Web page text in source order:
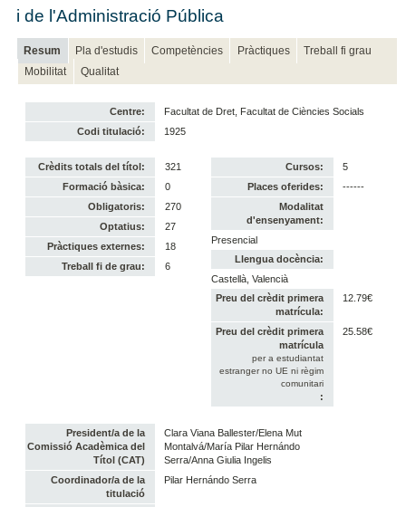
i de l'Administració Pública
Resum Pla d'estudis Competències Pràctiques
Treball fi grau
Mobilitat
Qualitat
Centre:
Facultat de Dret, Facultat de Ciències Socials
Codi titulació:
1925
Crèdits totals del títol:
321
Formació bàsica:
0
Obligatoris:
270
Optatius:
27
Pràctiques externes:
18
Treball fi de grau:
6
Cursos:
5
Places oferides:
------
Modalitat
d'ensenyament:
Presencial
Llengua docència:
Castellà, Valencià
Preu del crèdit primera
matrícula:
12.79€
Preu del crèdit primera
matrícula
per a estudiantat
estranger no UE ni règim
comunitari
:
25.58€
President/a de la
Comissió Acadèmica del
Títol (CAT)
Clara Viana Ballester/Elena Mut
Montalvá/María Pilar Hernándo
Serra/Anna Giulia Ingelis
Coordinador/a de la
titulació
Pilar Hernándo Serra